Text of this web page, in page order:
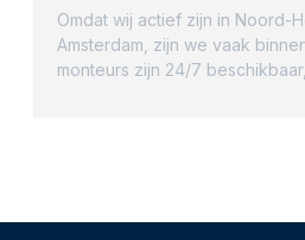
Omdat wij actief zijn in Noord-
Amsterdam, zijn we vaak
monteurs zijn 24/7